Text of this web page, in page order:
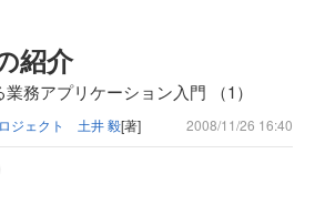
紹介
務アプリケーション入門 （1）
ジェクト 土井 毅[著] 2008/11/26 16:40